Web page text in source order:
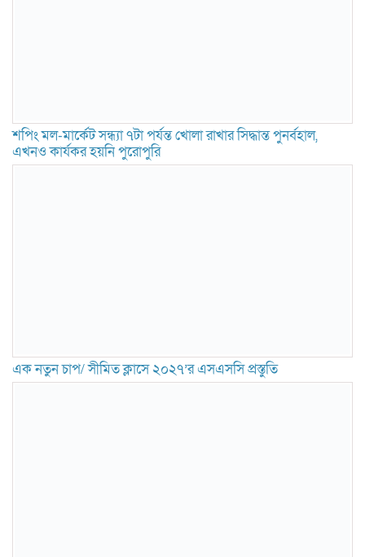
শপিং মল-মার্কেট সন্ধ্যা ৭টা পর্যন্ত খোলা রাখার সিদ্ধান্ত পুনর্বহাল,
এখনও কার্যকর হয়নি পুরোপুরি
এক নতুন চাপ/ সীমিত ক্লাসে ২০২৭’র এসএসসি প্রস্তুতি